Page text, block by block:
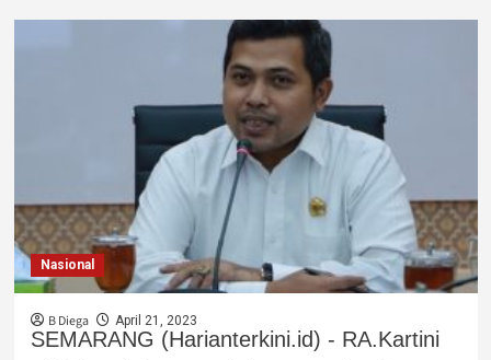
Nasional
B Diega April 21, 2023
SEMARANG (Harianterkini.id) - RA.Kartini